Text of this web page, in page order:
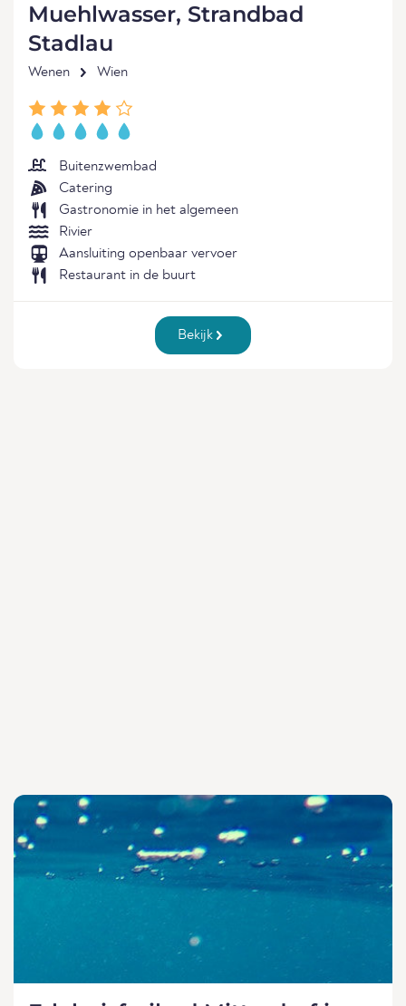
Muehlwasser, Strandbad
Stadlau
Wenen Wien
Buitenzwembad
Catering
Gastronomie in het algemeen
Rivier
Aansluiting openbaar vervoer
Restaurant in de buurt
Bekijk